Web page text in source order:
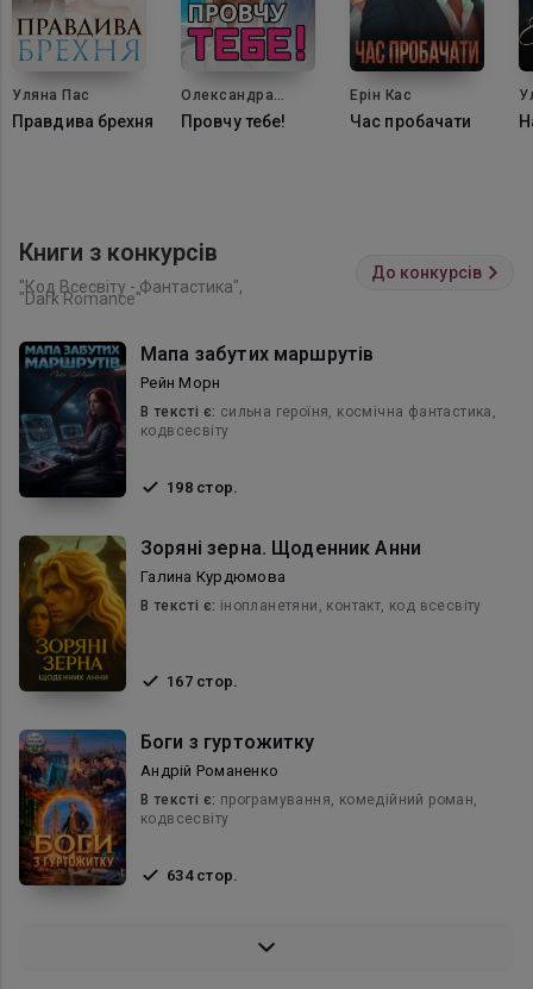
Уляна Пас
Правдива брехня
Олександра
Малінкова
Провчу тебе!
Ерін Кас
Час пробачати
Книги з конкурсів
"Код Всесвіту - Фантастика",
"Dark Romance"
До конкурсів
Мапа забутих маршрутів
Рейн Морн
В текcті є: сильна героїня, космічна фантастика,
кодвсесвіту
198 стор.
Зоряні зерна. Щоденник Анни
Галина Курдюмова
В текcті є: інопланетяни, контакт, код всесвіту
167 стор.
Боги з гуртожитку
Андрій Романенко
В текcті є: програмування, комедійний роман,
кодвсесвіту
634 стор.